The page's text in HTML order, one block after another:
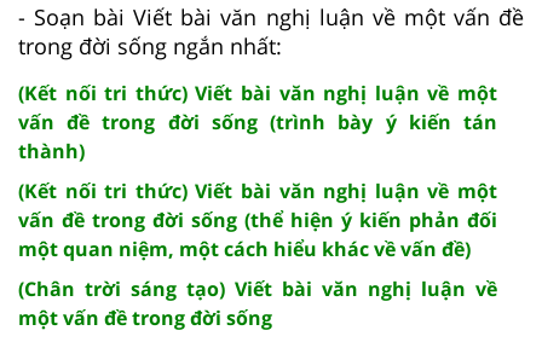
- Soạn bài Viết bài văn nghị luận về một vấn đề
trong đời sống ngắn nhất:
(Kết nối tri thức) Viết bài văn nghị luận về một
vấn đề trong đời sống (trình bày ý kiến tán
thành)
(Kết nối tri thức) Viết bài văn nghị luận về một
vấn đề trong đời sống (thể hiện ý kiến phản đối
một quan niệm, một cách hiểu khác về vấn đề)
(Chân trời sáng tạo) Viết bài văn nghị luận về
một vấn đề trong đời sống